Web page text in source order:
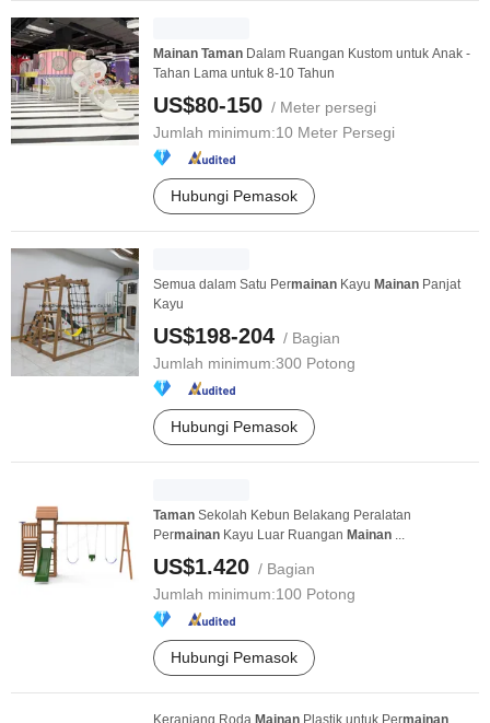
Mainan Taman Dalam Ruangan Kustom untuk Anak -
Tahan Lama untuk 8-10 Tahun
US$80-150 / Meter persegi
Jumlah minimum:10 Meter Persegi
Hubungi Pemasok
Semua dalam Satu Permainan Kayu Mainan Panjat
Kayu
US$198-204 / Bagian
Jumlah minimum:300 Potong
Hubungi Pemasok
Taman Sekolah Kebun Belakang Peralatan
Permainan Kayu Luar Ruangan Mainan ...
US$1.420 / Bagian
Jumlah minimum:100 Potong
Hubungi Pemasok
Keranjang Roda Mainan Plastik untuk Permainan